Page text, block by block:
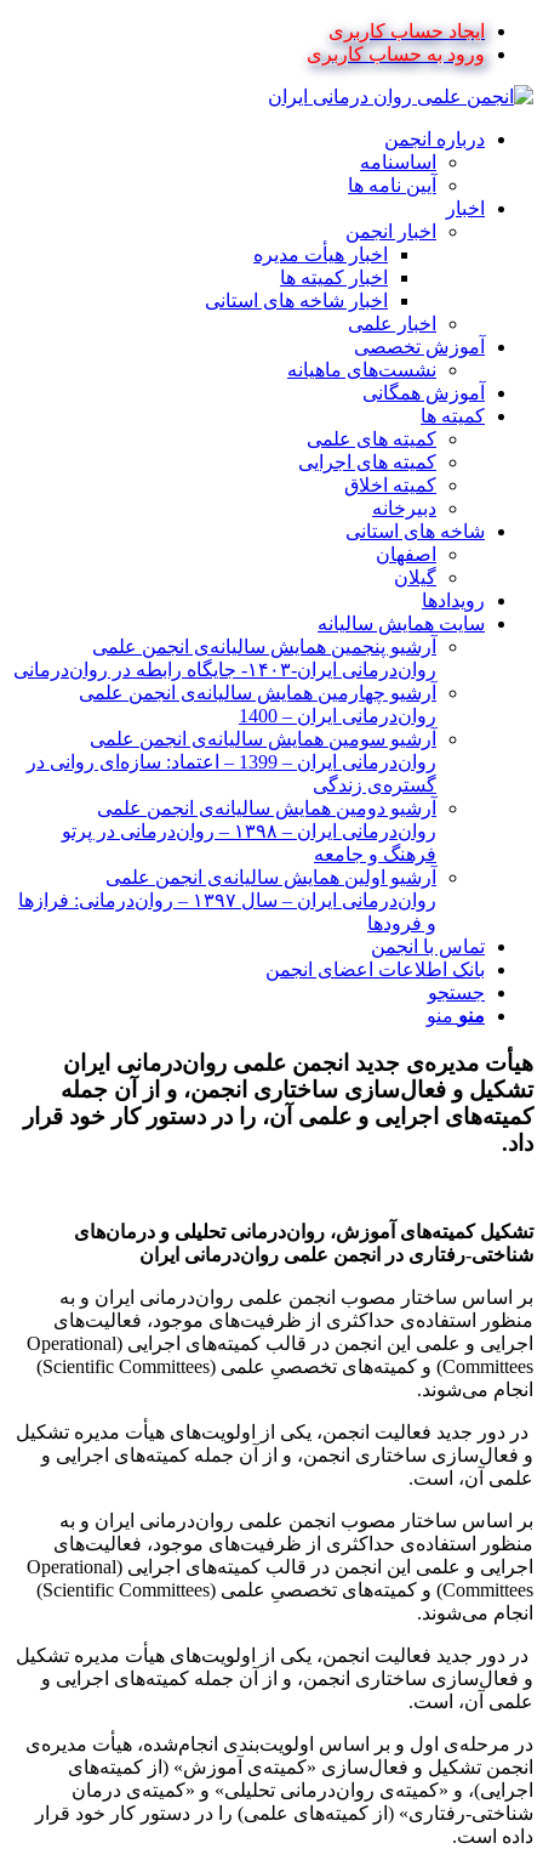
ایجاد حساب کاربری
ورود به حساب کاربری
درباره انجمن
اساسنامه
آیین نامه ها
اخبار
اخبار انجمن
اخبار هیأت مدیره
اخبار کمیته ها
اخبار شاخه های استانی
اخبار علمی
آموزش تخصصی
نشست‌های ماهیانه
آموزش همگانی
کمیته ها
کمیته های علمی
کمیته های اجرایی
کمیته اخلاق
دبیرخانه
شاخه های استانی
اصفهان
گیلان
رویدادها
سایت همایش سالیانه
آرشیو پنجمین همایش سالیانه‌ی انجمن علمی
روان‌درمانی ایران-۱۴۰۳- جایگاه رابطه در روان‌درمانی
آرشیو چهارمین همایش سالیانه‌ی انجمن علمی
روان‌درمانی ایران – 1400
آرشیو سومین همایش سالیانه‌ی انجمن علمی
روان‌درمانی ایران – 1399 – اعتماد: سازه‌ای روانی در
گستره‌ی زندگی
آرشیو دومین همایش سالیانه‌ی انجمن علمی
روان‌درمانی ایران – ۱۳۹۸ – روان‌درمانی در پرتو
فرهنگ و جامعه
آرشیو اولین همایش سالیانه‌ی انجمن علمی
روان‌درمانی ایران – سال ۱۳۹۷ – روان‌درمانی: فرازها
و فرودها
تماس با انجمن
بانک اطلاعات اعضای انجمن
جستجو
منو منو
هیأت مدیره‌ی جدید انجمن علمی روان‌درمانی ایران
تشکیل و فعال‌سازی ساختاری انجمن، و از آن جمله
کمیته‌های اجرایی و علمی آن، را در دستور کار خود قرار
داد.
تشکیل کمیته‌های آموزش، روان‌درمانی تحلیلی و درمان‌های
شناختی-رفتاری در انجمن علمی روان‌درمانی ایران
بر اساس ساختار مصوب انجمن علمی روان‌درمانی ایران و به
منظور استفاده‌ی حداکثری از ظرفیت‌های موجود، فعالیت‌های
اجرایی و علمی این انجمن در قالب کمیته‌های اجرایی (Operational
Committees) و کمیته‌های تخصصیِ علمی (Scientific Committees)
انجام می‌شوند.
در دور جدید فعالیت انجمن، یکی از اولویت‌های هیأت مدیره تشکیل
و فعال‌سازی ساختاری انجمن، و از آن جمله کمیته‌های اجرایی و
علمی آن، است.
بر اساس ساختار مصوب انجمن علمی روان‌درمانی ایران و به
منظور استفاده‌ی حداکثری از ظرفیت‌های موجود، فعالیت‌های
اجرایی و علمی این انجمن در قالب کمیته‌های اجرایی (Operational
Committees) و کمیته‌های تخصصیِ علمی (Scientific Committees)
انجام می‌شوند.
در دور جدید فعالیت انجمن، یکی از اولویت‌های هیأت مدیره تشکیل
و فعال‌سازی ساختاری انجمن، و از آن جمله کمیته‌های اجرایی و
علمی آن، است.
در مرحله‌ی اول و بر اساس اولویت‌بندی انجام‌شده، هیأت مدیره‌ی
انجمن تشکیل و فعال‌سازی «کمیته‌ی آموزش» (از کمیته‌های
اجرایی)، و «کمیته‌ی روان‌درمانی تحلیلی» و «کمیته‌ی درمان
شناختی‌-رفتاری» (از کمیته‌های علمی) را در دستور کار خود قرار
داده است.